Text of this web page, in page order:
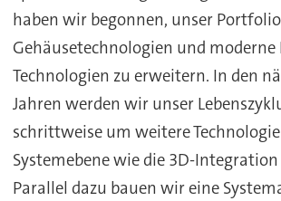
haben wir begonnen, unser
Gehäusetechnologien und moderne
Technologien zu erweitern. In den
Jahren werden wir unser
schrittweise um weitere
Systemebene wie die 3D-
Parallel dazu bauen wir eine